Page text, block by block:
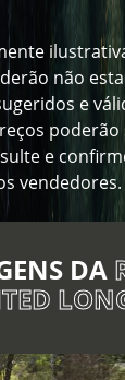
não
e
e
vendedores.
DA